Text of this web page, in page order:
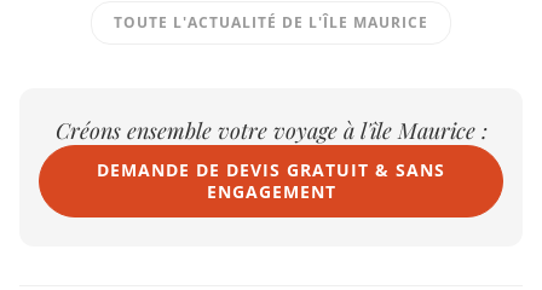
TOUTE L'ACTUALITÉ DE L'ÎLE MAURICE
Créons ensemble votre voyage à l'île Maurice :
DEMANDE DE DEVIS GRATUIT & SANS
ENGAGEMENT